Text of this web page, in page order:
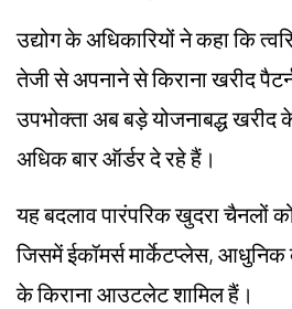
उद्योग के अधिकारियों ने कहा कि
तेजी से अपनाने से किराना खरीद
उपभोक्ता अब बड़े योजनाबद्ध
अधिक बार ऑर्डर दे रहे हैं।
यह बदलाव पारंपरिक खुदरा चैनलों
जिसमें ईकॉमर्स मार्केटप्लेस, आधुनिक
के किराना आउटलेट शामिल हैं।